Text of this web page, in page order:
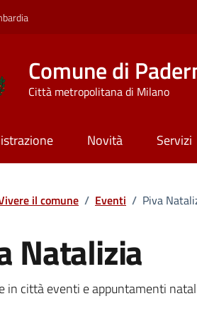
Comune di
Città metropolitana di Milano
Novità Servizi
il comune / Eventi / Piva
Natalizia
della
in città eventi e appuntamenti